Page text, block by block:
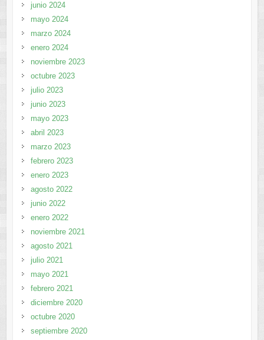
junio 2024
mayo 2024
marzo 2024
enero 2024
noviembre 2023
octubre 2023
julio 2023
junio 2023
mayo 2023
abril 2023
marzo 2023
febrero 2023
enero 2023
agosto 2022
junio 2022
enero 2022
noviembre 2021
agosto 2021
julio 2021
mayo 2021
febrero 2021
diciembre 2020
octubre 2020
septiembre 2020